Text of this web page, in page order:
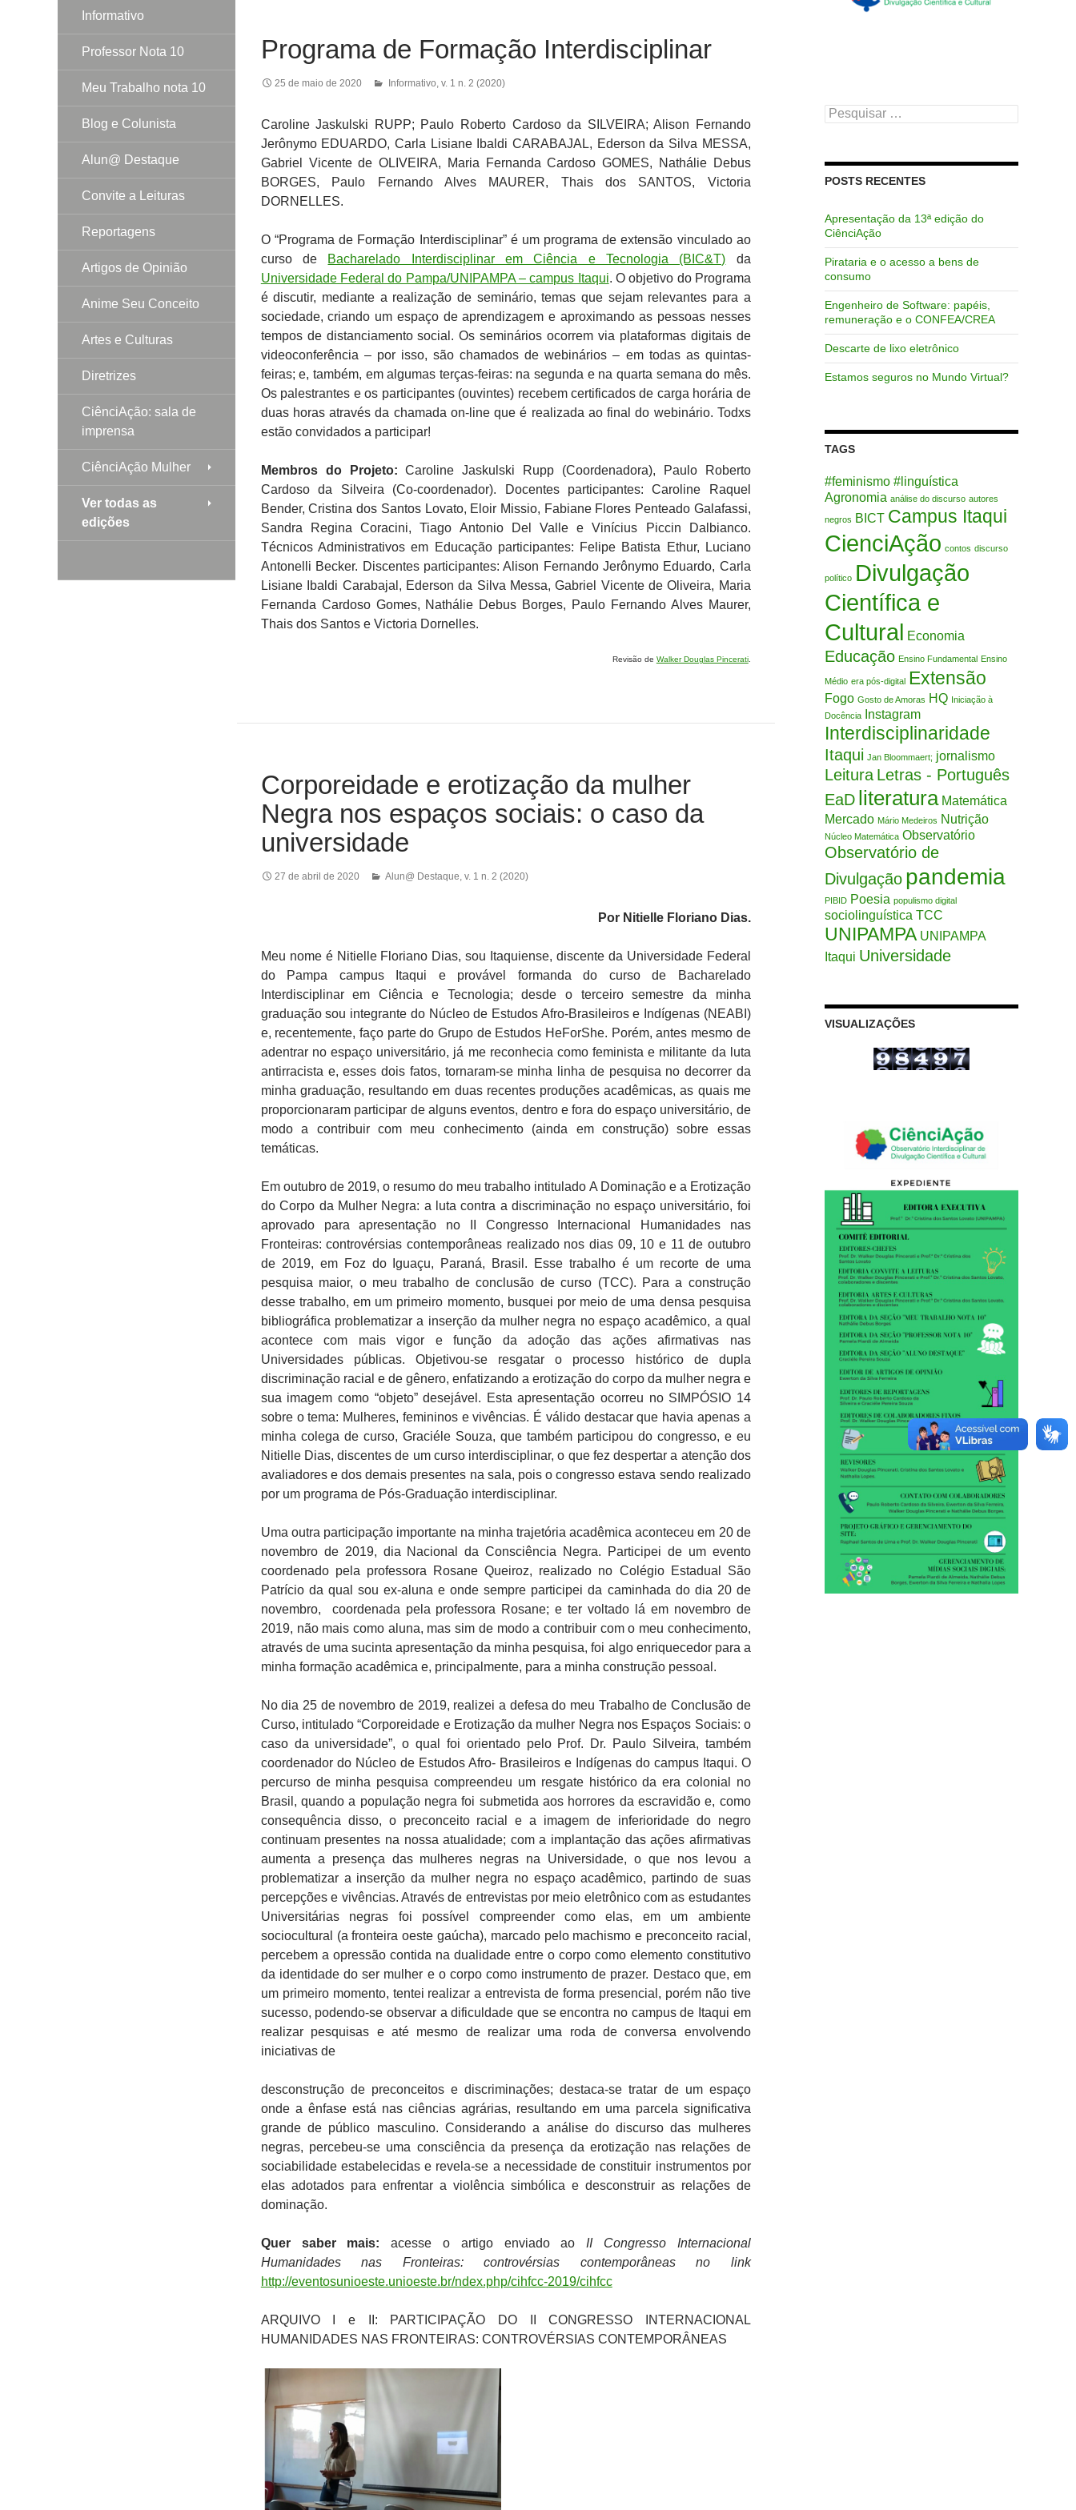
Programa de Formação Interdisciplinar
25 de maio de 2020 Informativo v. 1 n. 2 (2020)
Caroline Jaskulski RUPP; Paulo Roberto Cardoso da SILVEIRA; Alison Fernando
Jerônymo EDUARDO, Carla Lisiane Ibaldi CARABAJAL, Ederson da Silva MESSA,
Gabriel Vicente de OLIVEIRA, Maria Fernanda Cardoso GOMES, Nathálie Debus
BORGES, Paulo Fernando Alves MAURER, Thais dos SANTOS, Victoria
DORNELLES.
O “Programa de Formação Interdisciplinar” é um programa de extensão vinculado ao
curso de Bacharelado Interdisciplinar em Ciência e Tecnologia (BIC&T) da
Universidade Federal do Pampa/UNIPAMPA – campus Itaqui. O objetivo do Programa
é discutir, mediante a realização de seminário, temas que sejam relevantes para a
sociedade, criando um espaço de aprendizagem e aproximando as pessoas nesses
tempos de distanciamento social. Os seminários ocorrem via plataformas digitais de
videoconferência – por isso, são chamados de webinários – em todas as quintas-
feiras; e, também, em algumas terças-feiras: na segunda e na quarta semana do mês.
Os palestrantes e os participantes (ouvintes) recebem certificados de carga horária de
duas horas através da chamada on-line que é realizada ao final do webinário. Todxs
estão convidados a participar!
Membros do Projeto: Caroline Jaskulski Rupp (Coordenadora), Paulo Roberto
Cardoso da Silveira (Co-coordenador).
Docentes participantes: Caroline Raquel
Bender, Cristina dos Santos Lovato, Eloir Missio, Fabiane Flores Penteado Galafassi,
Sandra Regina Coracini, Tiago Antonio Del Valle e Vinícius Piccin Dalbianco.
Técnicos Administrativos em Educação participantes: Felipe Batista Ethur, Luciano
Antonelli Becker. Discentes participantes: Alison Fernando Jerônymo Eduardo, Carla
Lisiane Ibaldi Carabajal, Ederson da Silva Messa, Gabriel Vicente de Oliveira, Maria
Fernanda Cardoso Gomes, Nathálie Debus Borges, Paulo Fernando Alves Maurer,
Thais dos Santos e Victoria Dornelles.
Revisão de Walker Douglas Pincerati.
Corporeidade e erotização da mulher
Negra nos espaços sociais: o caso da
universidade
27 de abril de 2020 Alun@ Destaque v. 1 n. 2 (2020)
Por Nitielle Floriano Dias.
Meu nome é Nitielle Floriano Dias, sou Itaquiense, discente da Universidade Federal
do Pampa campus Itaqui e provável formanda do curso de Bacharelado
Interdisciplinar em Ciência e Tecnologia; desde o terceiro semestre da minha
graduação sou integrante do Núcleo de Estudos Afro-Brasileiros e Indígenas (NEABI)
e, recentemente, faço parte do Grupo de Estudos HeForShe. Porém, antes mesmo de
adentrar no espaço universitário, já me reconhecia como feminista e militante da luta
antirracista e, esses dois fatos, tornaram-se minha linha de pesquisa no decorrer da
minha graduação, resultando em duas recentes produções acadêmicas, as quais me
proporcionaram participar de alguns eventos, dentro e fora do espaço universitário, de
modo a contribuir com meu conhecimento (ainda em construção) sobre essas
temáticas.
Em outubro de 2019, o resumo do meu trabalho intitulado A Dominação e a Erotização
do Corpo da Mulher Negra: a luta contra a discriminação no espaço universitário, foi
aprovado para apresentação no II Congresso Internacional Humanidades nas
Fronteiras: controvérsias contemporâneas realizado nos dias 09, 10 e 11 de outubro
de 2019, em Foz do Iguaçu, Paraná, Brasil. Esse trabalho é um recorte de uma
pesquisa maior, o meu trabalho de conclusão de curso (TCC). Para a construção
desse trabalho, em um primeiro momento, busquei por meio de uma densa pesquisa
bibliográfica problematizar a inserção da mulher negra no espaço acadêmico, a qual
acontece com mais vigor e função da adoção das ações afirmativas nas
Universidades públicas. Objetivou-se resgatar o processo histórico de dupla
discriminação racial e de gênero, enfatizando a erotização do corpo da mulher negra e
sua imagem como “objeto” desejável. Esta apresentação ocorreu no SIMPÓSIO 14
sobre o tema: Mulheres, femininos e vivências. É válido destacar que havia apenas a
minha colega de curso, Graciéle Souza, que também participou do congresso, e eu
Nitielle Dias, discentes de um curso interdisciplinar, o que fez despertar a atenção dos
avaliadores e dos demais presentes na sala, pois o congresso estava sendo realizado
por um programa de Pós-Graduação interdisciplinar.
Uma outra participação importante na minha trajetória acadêmica aconteceu em 20 de
novembro de 2019, dia Nacional da Consciência Negra. Participei de um evento
coordenado pela professora Rosane Queiroz, realizado no Colégio Estadual São
Patrício da qual sou ex-aluna e onde sempre participei da caminhada do dia 20 de
novembro, coordenada pela professora Rosane; e ter voltado lá em novembro de
2019, não mais como aluna, mas sim de modo a contribuir com o meu conhecimento,
através de uma sucinta apresentação da minha pesquisa, foi algo enriquecedor para a
minha formação acadêmica e, principalmente, para a minha construção pessoal.
No dia 25 de novembro de 2019, realizei a defesa do meu Trabalho de Conclusão de
Curso, intitulado “Corporeidade e Erotização da mulher Negra nos Espaços Sociais: o
caso da universidade”, o qual foi orientado pelo Prof. Dr. Paulo Silveira, também
coordenador do Núcleo de Estudos Afro- Brasileiros e Indígenas do campus Itaqui. O
percurso de minha pesquisa compreendeu um resgate histórico da era colonial no
Brasil, quando a população negra foi submetida aos horrores da escravidão e, como
consequência disso, o preconceito racial e a imagem de inferioridade do negro
continuam presentes na nossa atualidade; com a implantação das ações afirmativas
aumenta a presença das mulheres negras na Universidade, o que nos levou a
problematizar a inserção da mulher negra no espaço acadêmico, partindo de suas
percepções e vivências. Através de entrevistas por meio eletrônico com as estudantes
Universitárias negras foi possível compreender como elas, em um ambiente
sociocultural (a fronteira oeste gaúcha), marcado pelo machismo e preconceito racial,
percebem a opressão contida na dualidade entre o corpo como elemento constitutivo
da identidade do ser mulher e o corpo como instrumento de prazer. Destaco que, em
um primeiro momento, tentei realizar a entrevista de forma presencial, porém não tive
sucesso, podendo-se observar a dificuldade que se encontra no campus de Itaqui em
realizar pesquisas e até mesmo de realizar uma roda de conversa envolvendo
iniciativas de
desconstrução de preconceitos e discriminações; destaca-se tratar de um espaço
onde a ênfase está nas ciências agrárias, resultando em uma parcela significativa
grande de público masculino. Considerando a análise do discurso das mulheres
negras, percebeu-se uma consciência da presença da erotização nas relações de
sociabilidade estabelecidas e revela-se a necessidade de constituir instrumentos por
elas adotados para enfrentar a violência simbólica e desconstruir as relações de
dominação.
Quer saber mais: acesse o artigo enviado ao II Congresso Internacional
Humanidades nas Fronteiras: controvérsias contemporâneas no link
http://eventosunioeste.unioeste.br/ndex.php/cihfcc-2019/cihfcc
ARQUIVO I e II: PARTICIPAÇÃO DO II CONGRESSO INTERNACIONAL
HUMANIDADES NAS FRONTEIRAS: CONTROVÉRSIAS CONTEMPORÂNEAS
Pesquisar
por:
POSTS RECENTES
Apresentação da 13ª edição do
CiênciAção
Pirataria e o acesso a bens de
consumo
Engenheiro de Software: papéis,
remuneração e o CONFEA/CREA
Descarte de lixo eletrônico
Estamos seguros no Mundo Virtual?
TAGS
#feminismo #linguística
Agronomia análise do discurso autores
negros BICT Campus Itaqui
CienciAção contos discurso
político Divulgação
Científica e
Cultural Economia
Educação Ensino Fundamental Ensino
Médio era pós-digital Extensão
Fogo Gosto de Amoras HQ Iniciação à
Docência Instagram
Interdisciplinaridade
Itaqui Jan Bloommaert; jornalismo
Leitura Letras - Português
EaD literatura Matemática
Mercado Mário Medeiros Nutrição
Núcleo Matemática Observatório
Observatório de
Divulgação pandemia
PIBID Poesia populismo digital
sociolinguística TCC
UNIPAMPA UNIPAMPA
Itaqui Universidade
VISUALIZAÇÕES
Informativo
Professor Nota 10
Meu Trabalho nota 10
Blog e Colunista
Alun@ Destaque
Convite a Leituras
Reportagens
Artigos de Opinião
Anime Seu Conceito
Artes e Culturas
Diretrizes
CiênciAção: sala de
imprensa
CiênciAção Mulher
Ver todas as
edições